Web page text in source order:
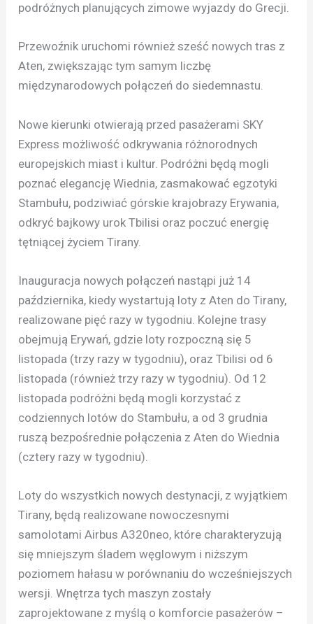
podróżnych planujących zimowe wyjazdy do Grecji.
Przewoźnik uruchomi również sześć nowych tras z
Aten, zwiększając tym samym liczbę
międzynarodowych połączeń do siedemnastu.
Nowe kierunki otwierają przed pasażerami SKY
Express możliwość odkrywania różnorodnych
europejskich miast i kultur. Podróżni będą mogli
poznać elegancję Wiednia, zasmakować egzotyki
Stambułu, podziwiać górskie krajobrazy Erywania,
odkryć bajkowy urok Tbilisi oraz poczuć energię
tętniącej życiem Tirany.
Inauguracja nowych połączeń nastąpi już 14
października, kiedy wystartują loty z Aten do Tirany,
realizowane pięć razy w tygodniu. Kolejne trasy
obejmują Erywań, gdzie loty rozpoczną się 5
listopada (trzy razy w tygodniu), oraz Tbilisi od 6
listopada (również trzy razy w tygodniu). Od 12
listopada podróżni będą mogli korzystać z
codziennych lotów do Stambułu, a od 3 grudnia
ruszą bezpośrednie połączenia z Aten do Wiednia
(cztery razy w tygodniu).
Loty do wszystkich nowych destynacji, z wyjątkiem
Tirany, będą realizowane nowoczesnymi
samolotami Airbus A320neo, które charakteryzują
się mniejszym śladem węglowym i niższym
poziomem hałasu w porównaniu do wcześniejszych
wersji. Wnętrza tych maszyn zostały
zaprojektowane z myślą o komforcie pasażerów –